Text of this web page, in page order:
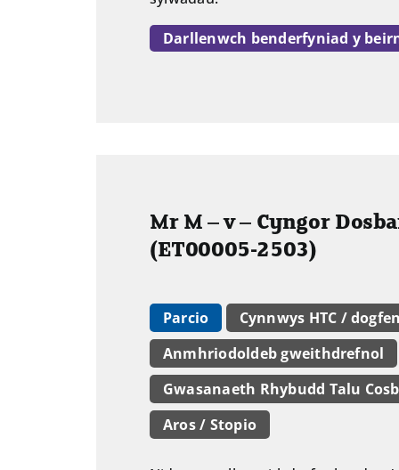
Darllenwch benderfyniad y
Mr M – v – Cyngor
(ET00005-2503)
Parcio
Cynnwys HTC /
Anmhriodoldeb gweithdrefnol
Gwasanaeth Rhybudd Talu Cosb
Aros / Stopio